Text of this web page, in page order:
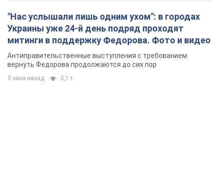
"Нас услышали лишь одним ухом": в городах
Украины уже 24-й день подряд проходят
митинги в поддержку Федорова. Фото и видео
Антиправительственные выступления с требованием
вернуть Федорова продолжаются до сих пор
3 часа назад 3,1 т.